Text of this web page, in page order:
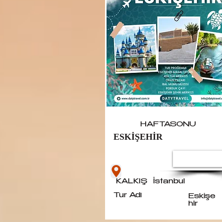
HAFTASONU
ESKİŞEHİR
KALKIŞ
İstanbul
Tur Adı
Eskişe
hir